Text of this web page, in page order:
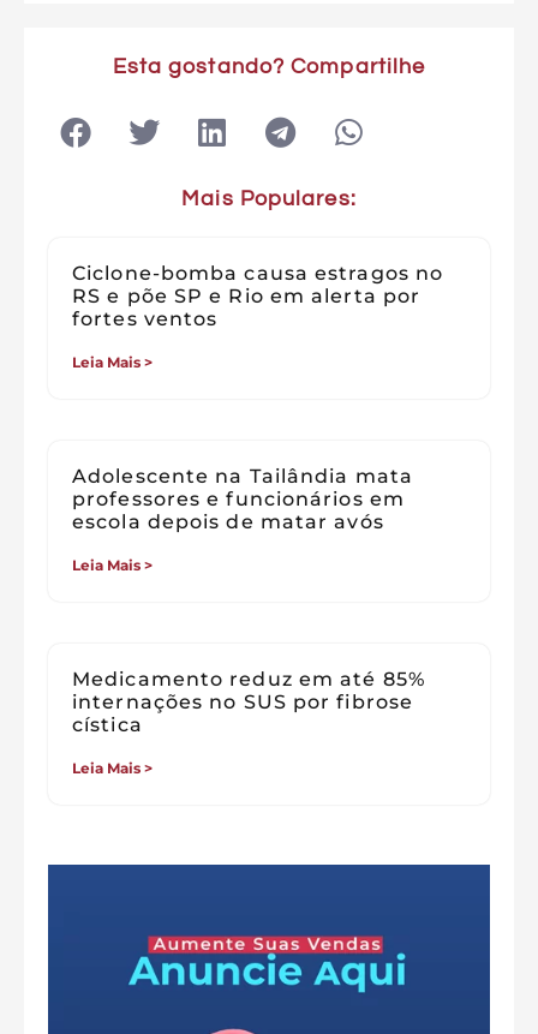
Esta gostando? Compartilhe
Mais Populares:
Ciclone-bomba causa estragos no
RS e põe SP e Rio em alerta por
fortes ventos
Leia Mais >
Adolescente na Tailândia mata
professores e funcionários em
escola depois de matar avós
Leia Mais >
Medicamento reduz em até 85%
internações no SUS por fibrose
cística
Leia Mais >